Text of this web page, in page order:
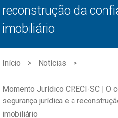
reconstrução da
imobiliário
Início Notícias
Momento Jurídico CRECI-SC | O
segurança jurídica e a
imobiliário